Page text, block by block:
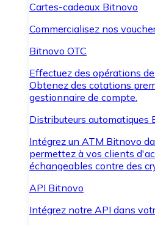
Cartes-cadeaux Bitnovo
Commercialisez nos
Bitnovo OTC
Effectuez des opérations
Obtenez des cotations
gestionnaire de compte.
Distributeurs automatiques
Intégrez un ATM Bitnovo
permettez à vos clients
échangeables contre des
API Bitnovo
Intégrez notre API dans